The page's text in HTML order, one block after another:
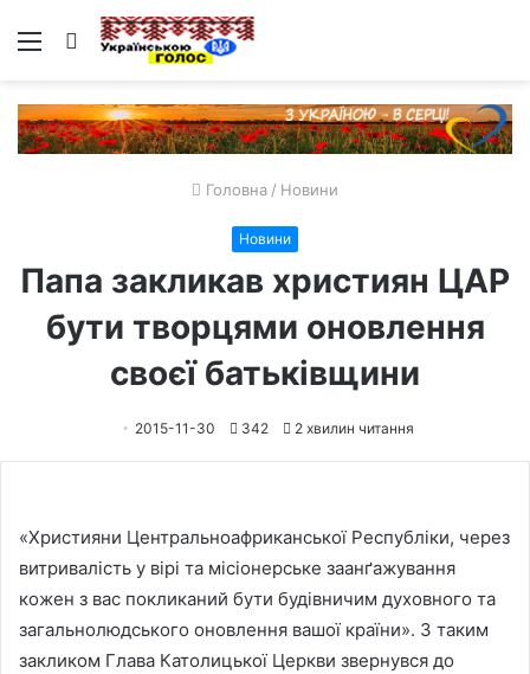
Меню Пошук
Головна / Новини
Новини
Папа закликав християн ЦAР
бути творцями оновлення
своєї батьківщини
2015-11-30 342 2 хвилин читання
«Християни Центральноафриканської Республіки, через
витривалість у вірі та місіонерське заанґажування
кожен з вас покликаний бути будівничим духовного та
загальнолюдського оновлення вашої країни». З таким
закликом Глава Католицької Церкви звернувся до